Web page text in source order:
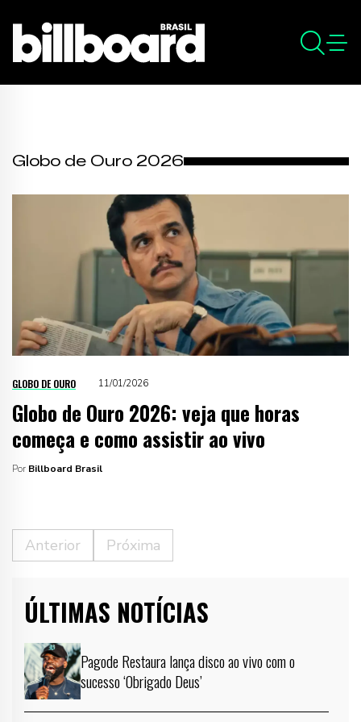
Globo de Ouro 2026
GLOBO DE OURO 11/01/2026
Globo de Ouro 2026: veja que horas
começa e como assistir ao vivo
Por Billboard Brasil
Anterior Próxima
ÚLTIMAS NOTÍCIAS
Pagode Restaura lança disco ao vivo com o
sucesso ‘Obrigado Deus’